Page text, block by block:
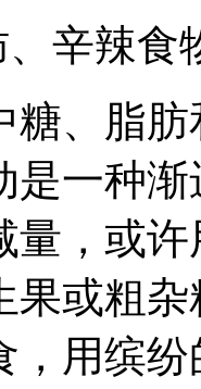
辛辣食
糖、脂
是一种
量，或
果或粗
，用缤